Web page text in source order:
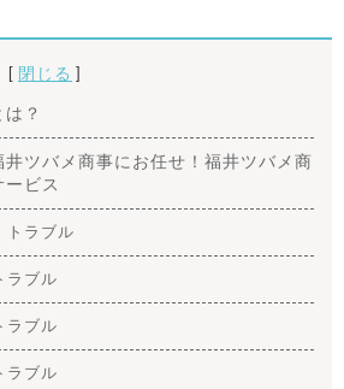
[ 閉じる ]
？
井ツバメ商事にお任せ！福井ツバメ商
ビス
トラブル
ラブル
ラブル
ラブル